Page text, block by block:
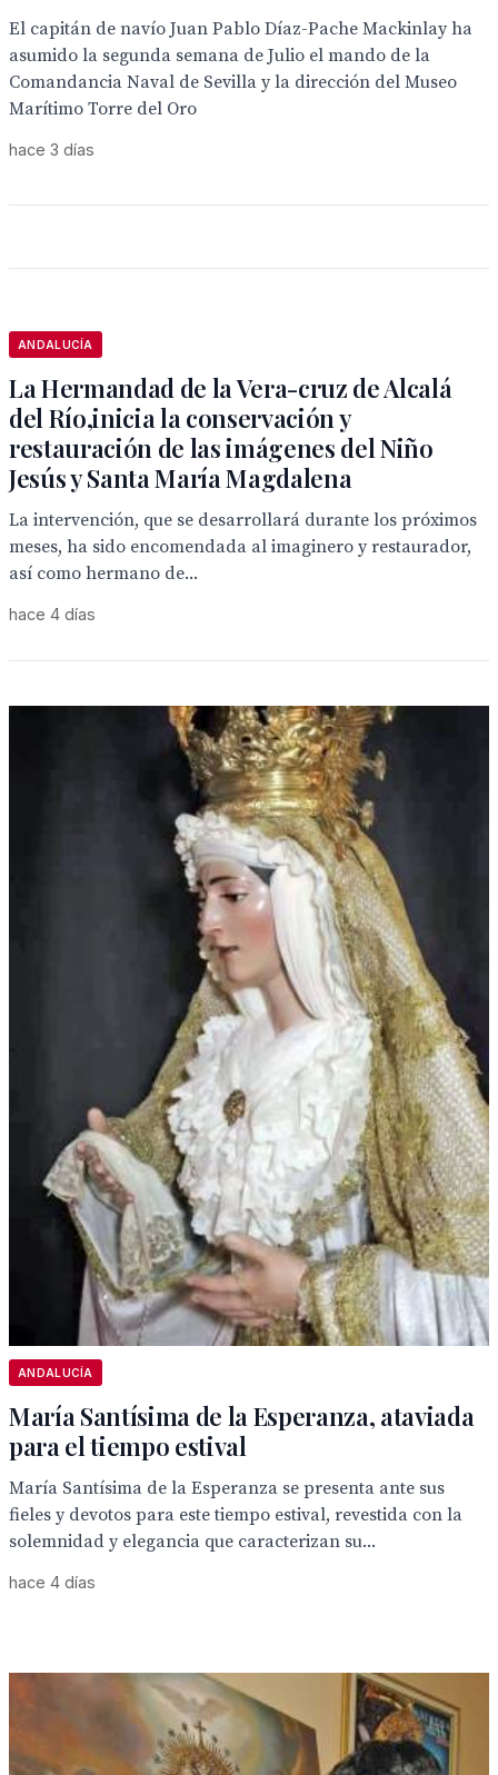
El capitán de navío Juan Pablo Díaz-Pache Mackinlay ha
asumido la segunda semana de Julio el mando de la
Comandancia Naval de Sevilla y la dirección del Museo
Marítimo Torre del Oro
hace 3 días
ANDALUCÍA
La Hermandad de la Vera-cruz de Alcalá
del Río,inicia la conservación y
restauración de las imágenes del Niño
Jesús y Santa María Magdalena
La intervención, que se desarrollará durante los próximos
meses, ha sido encomendada al imaginero y restaurador,
así como hermano de...
hace 4 días
ANDALUCÍA
María Santísima de la Esperanza, ataviada
para el tiempo estival
María Santísima de la Esperanza se presenta ante sus
fieles y devotos para este tiempo estival, revestida con la
solemnidad y elegancia que caracterizan su...
hace 4 días